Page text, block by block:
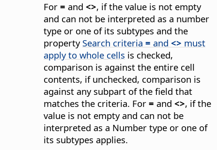
For = and <>, if the value is not empty
and can not be interpreted as a number
type or one of its subtypes and the
property Search criteria = and <> must
apply to whole cells is checked,
comparison is against the entire cell
contents, if unchecked, comparison is
against any subpart of the field that
matches the criteria. For = and <>, if the
value is not empty and can not be
interpreted as a Number type or one of
its subtypes applies.